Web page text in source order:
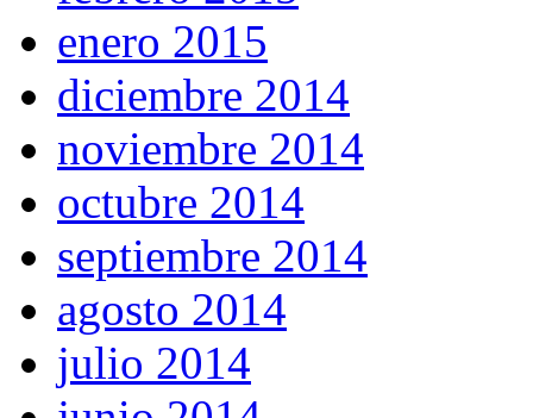
enero 2015
diciembre 2014
noviembre 2014
octubre 2014
septiembre 2014
agosto 2014
julio 2014